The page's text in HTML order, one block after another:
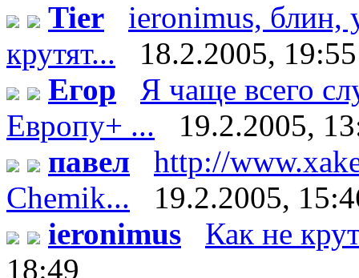
Tier
ieronimus, блин,
крутят...
18.2.2005, 19:55
Егор
Я чаще всего
Европу+ ...
19.2.2005,
павел
http://
Chemik...
19.2.2005,
ieronimus
Как не
18:49